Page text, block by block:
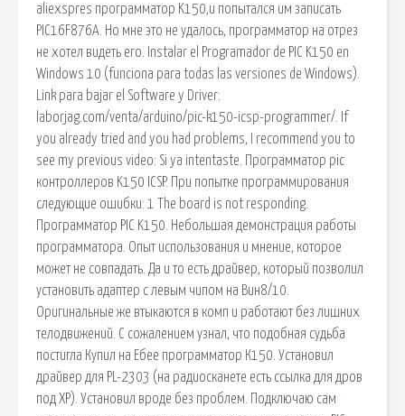
aliexspres программатор K150,и попытался им записать
PIC16F876A. Но мне это не удалось, программатор на отрез
не хотел видеть его. Instalar el Programador de PIC K150 en
Windows 10 (funciona para todas las versiones de Windows).
Link para bajar el Software y Driver:
laborjag.com/venta/arduino/pic-k150-icsp-programmer/. If
you already tried and you had problems, I recommend you to
see my previous video: Si ya intentaste. Программатор pic
контроллеров K150 ICSP. При попытке программирования
следующие ошибки: 1 The board is not responding.
Программатор PIC K150. Небольшая демонстрация работы
программатора. Опыт использования и мнение, которое
может не совпадать. Да и то есть драйвер, который позволил
установить адаптер с левым чипом на Вин8/10.
Оригинальные же втыкаются в комп и работают без лишних
телодвижений. С сожалением узнал, что подобная судьба
постигла Купил на Ебее программатор К150. Установил
драйвер для PL-2303 (на радиосканете есть ссылка для дров
под ХР). Установил вроде без проблем. Подключаю сам